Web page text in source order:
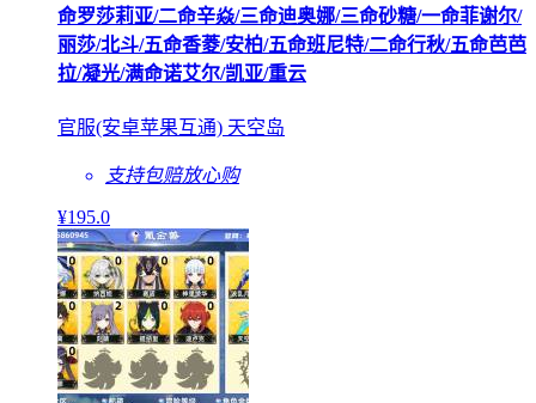
命罗莎莉亚/二命辛焱/三命迪奥娜/三命砂糖/一命菲谢尔/
丽莎/北斗/五命香菱/安柏/五命班尼特/二命行秋/五命芭芭
拉/凝光/满命诺艾尔/凯亚/重云
官服(安卓苹果互通) 天空岛
支持包赔放心购
¥195.0